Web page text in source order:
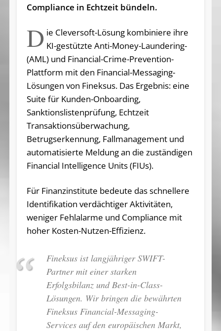
Compliance in Echtzeit bündeln.
D ie Cleversoft-Lösung kombiniere ihre
KI-gestützte Anti-Money-Laundering-
(AML) und Financial-Crime-Prevention-
Plattform mit den Financial-Messaging-
Lösungen von Fineksus. Das Ergebnis: eine
Suite für Kunden-Onboarding,
Sanktionslistenprüfung, Echtzeit
Transaktionsüberwachung,
Betrugserkennung, Fallmanagement und
automatisierte Meldung an die zuständigen
Financial Intelligence Units (FIUs).
Für Finanzinstitute bedeute das schnellere
Identifikation verdächtiger Aktivitäten,
weniger Fehlalarme und Compliance mit
hoher Kosten-Nutzen-Effizienz.
Fineksus ist langjähriger SWIFT-
Partner mit einer starken
Erfolgsbilanz und Best-in-Class-
Lösungen. Wir bringen die bewährten
Fineksus Financial-Messaging-
Services auf den europäischen Markt,